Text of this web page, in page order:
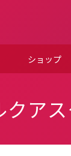
ショップ
クア